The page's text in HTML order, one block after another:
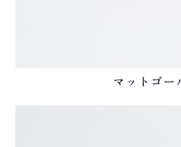
マットゴー